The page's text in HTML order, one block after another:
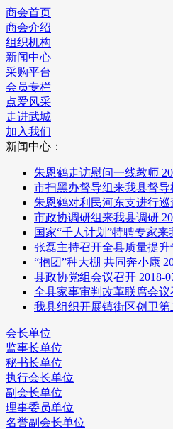
商会首页
商会介绍
组织机构
新闻中心
采购平台
会员专栏
点爱风采
走进武城
加入我们
新闻中心：
朱恩鹤走访慰问一线教师
市扫黑办督导组来我县督导
朱恩鹤对利民河东支进行巡
市政协调研组来我县调研
国家“千人计划”特聘专家
张磊主持召开全县质量提
“抱团”种大棚 共同奔小康
县政协党组会议召开 2018-
全县家事审判改革联席会议
我县组织开展镇街区创卫
会长单位
监事长单位
秘书长单位
执行会长单位
副会长单位
理事委员单位
名誉副会长单位